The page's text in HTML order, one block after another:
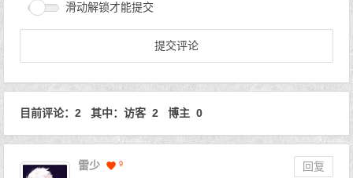
滑动解锁才能提交
目前评论：2 其中：访客 2 博主 0
雷少 9
回复